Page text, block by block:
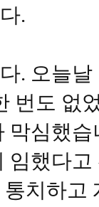
.
. 오늘
번도 없
막심했
임했다
통치하고